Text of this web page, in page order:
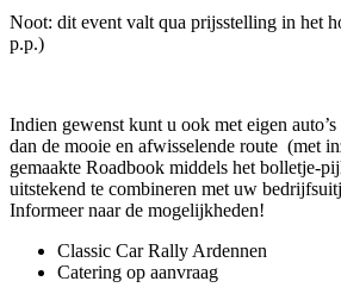
Noot: dit event valt qua prijsstelling in het
p.p.)
Indien gewenst kunt u ook met eigen
dan de mooie en afwisselende route (met
gemaakte Roadbook middels het bolletje-
uitstekend te combineren met uw
Informeer naar de mogelijkheden!
Classic Car Rally Ardennen
Catering op aanvraag